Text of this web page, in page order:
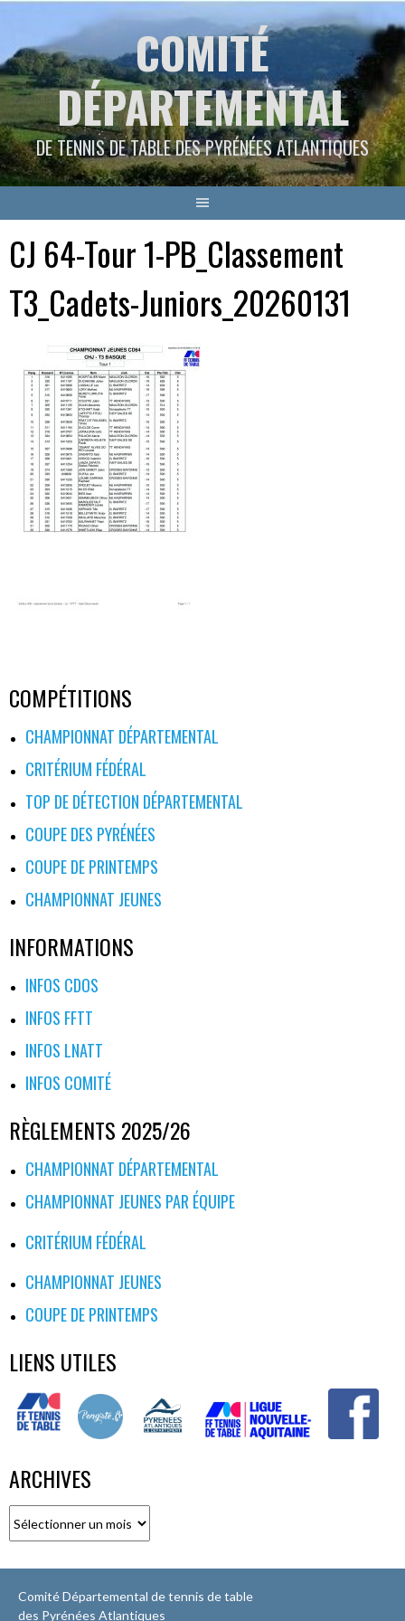
contenu
COMITÉ
DÉPARTEMENTAL
DE TENNIS DE TABLE DES PYRÉNÉES ATLANTIQUES
CJ 64-Tour 1-PB_Classement
T3_Cadets-Juniors_20260131
COMPÉTITIONS
CHAMPIONNAT DÉPARTEMENTAL
CRITÉRIUM FÉDÉRAL
TOP DE DÉTECTION DÉPARTEMENTAL
COUPE DES PYRÉNÉES
COUPE DE PRINTEMPS
CHAMPIONNAT JEUNES
INFORMATIONS
INFOS CDOS
INFOS FFTT
INFOS LNATT
INFOS COMITÉ
RÈGLEMENTS 2025/26
CHAMPIONNAT DÉPARTEMENTAL
CHAMPIONNAT JEUNES PAR ÉQUIPE
CRITÉRIUM FÉDÉRAL
CHAMPIONNAT JEUNES
COUPE DE PRINTEMPS
LIENS UTILES
ARCHIVES
Comité Départemental de tennis de table
des Pyrénées Atlantiques